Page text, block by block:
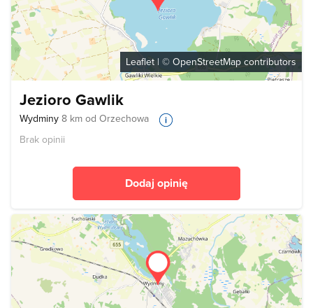
Leaflet | © OpenStreetMap contributors
Jezioro Gawlik
Wydminy 8 km od Orzechowa
Brak opinii
Dodaj opinię